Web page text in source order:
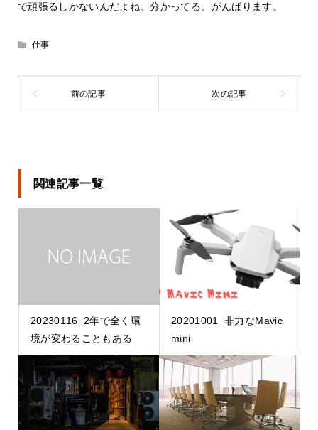
で頑張るしかないんだよね。分かってる。がんばります。
仕事
関連記事一覧
20230116_2年で全く環
境が変わることもある
20201001_非力なMavic
mini